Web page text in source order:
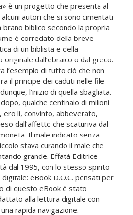
è un progetto che presenta al
autori che si sono cimentati
brano biblico secondo la propria
è corredato della breve
di un biblista e della
dall’ebraico o dal greco.
l’esempio di tutto ciò che non
il principe dei caduti nelle file
l’inizio di quella sbagliata.
qualche centinaio di milioni
ero lì, convinto, abbeverato,
dall’affetto che scaturiva dal
Il male indicato senza
stava curando il male che
Effatà Editrice
dal 1995, con lo stesso spirito
eBook D.O.C. pensati per
di questo eBook è stato
alla lettura digitale con
rapida navigazione.